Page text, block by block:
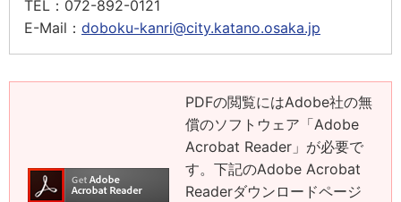
TEL： 072-892-0121
E-Mail： doboku-kanri@city.katano.osaka.jp
PDFの閲覧にはAdobe社の無
償のソフトウェア「Adobe
Acrobat Reader」が必要で
す。下記のAdobe Acrobat
Readerダウンロードページ